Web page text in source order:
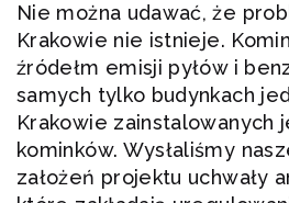
Nie można udawać, że
Krakowie nie istnieje.
źródełm emisji pyłów i
samych tylko budynkach
Krakowie zainstalowanych
kominków. Wysłaliśmy
założeń projektu uchwały